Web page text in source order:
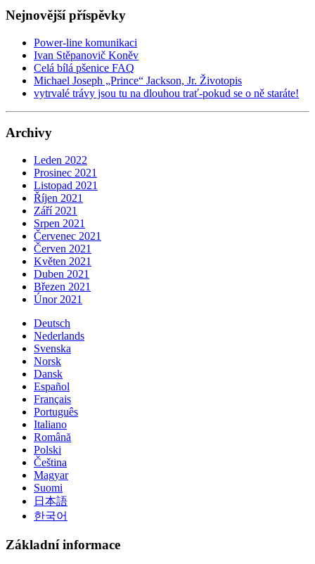
Nejnovější příspěvky
Power-line komunikaci
Ivan Stěpanovič Koněv
Celá bílá pšenice FAQ
Michael Joseph „Prince“ Jackson, Jr. Životopis
vytrvalé trávy jsou tu na dlouhou trať-pokud se o ně staráte!
Archivy
Leden 2022
Prosinec 2021
Listopad 2021
Říjen 2021
Září 2021
Srpen 2021
Červenec 2021
Červen 2021
Květen 2021
Duben 2021
Březen 2021
Únor 2021
Deutsch
Nederlands
Svenska
Norsk
Dansk
Español
Français
Português
Italiano
Română
Polski
Čeština
Magyar
Suomi
日本語
한국어
Základní informace